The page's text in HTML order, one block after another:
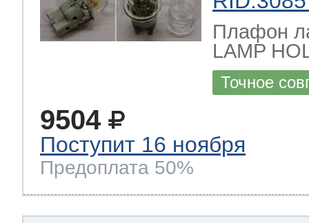
Плафон
LAMP
Точное
9504
Поступит 16 ноября
Предоплата 50%